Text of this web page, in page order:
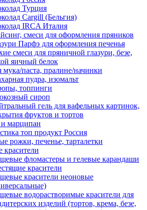
Турция
Cargill (Бельгия)
IRCA Италия
смеси для оформления пряников
Парфэ для оформления печенья
смеси для пряничной глазури, безе,
яичный белок
мука/паста, пралине/начинки
пудра, изомальт
топпинги
сироп
гель для вафельных картинок,
фруктов и тортов
марципан
топ продукт Россия
рожки, печенье, тарталетки
фломастеры и гелевые карандаши
красители
красители неоновые
водорастворимые красители для
изделий (тортов, крема, безе,